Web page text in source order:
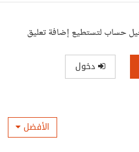
حساب لتستطيع إضافة تعليق
دخول
الأفضل